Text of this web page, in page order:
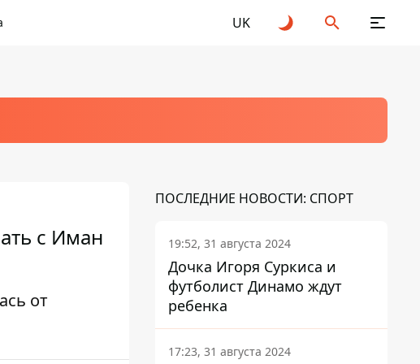
UK
с Иман
от
ПОСЛЕДНИЕ НОВОСТИ: СПОРТ
19:52, 31 августа 2024
Дочка Игоря Суркиса и
футболист Динамо ждут
ребенка
17:23, 31 августа 2024